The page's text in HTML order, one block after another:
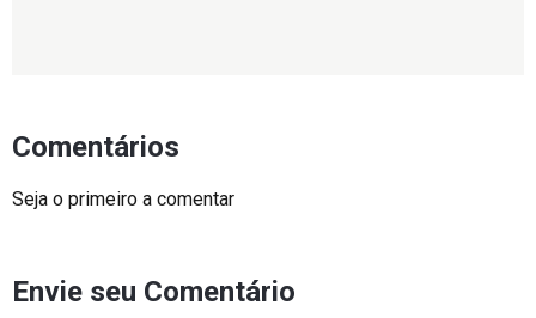
Comentários
Seja o primeiro a comentar
Envie seu Comentário